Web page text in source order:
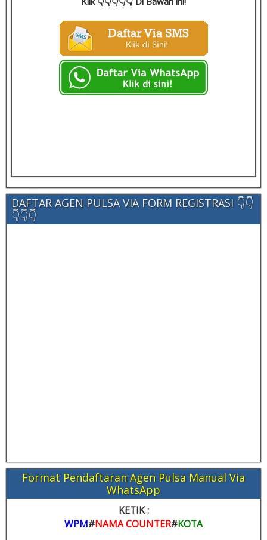
DAFTAR AGEN PULSA VIA FORM REGISTRASI 👇👇
👇👇👇
Format Pendaftaran Agen Pulsa Manual Via
WhatsApp
KETIK :
WPM#NAMA COUNTER#KOTA